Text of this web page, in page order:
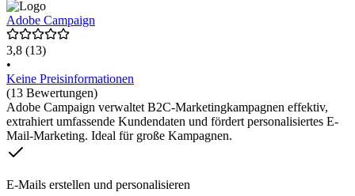
Adobe Campaign
3,8 (13)
•
Keine Preisinformationen
(13 Bewertungen)
Adobe Campaign verwaltet B2C-Marketingkampagnen effektiv,
extrahiert umfassende Kundendaten und fördert personalisiertes E-
Mail-Marketing. Ideal für große Kampagnen.
E-Mails erstellen und personalisieren